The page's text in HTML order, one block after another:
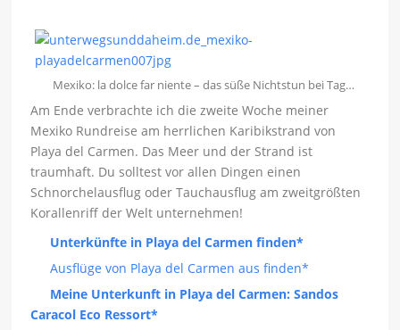
Mexiko: la dolce far niente – das süße Nichtstun bei Tag…
Am Ende verbrachte ich die zweite Woche meiner
Mexiko Rundreise am herrlichen Karibikstrand von
Playa del Carmen. Das Meer und der Strand ist
traumhaft. Du solltest vor allen Dingen einen
Schnorchelausflug oder Tauchausflug am zweitgrößten
Korallenriff der Welt unternehmen!
Unterkünfte in Playa del Carmen finden*
Ausflüge von Playa del Carmen aus finden*
Meine Unterkunft in Playa del Carmen: Sandos
Caracol Eco Ressort*